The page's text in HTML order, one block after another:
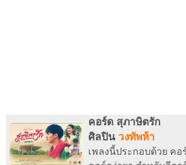
คอร์ด สุภาษิตรัก
ศิลปิน วงทัพห้า
เพลงนี้ประกอบด้วย คอ